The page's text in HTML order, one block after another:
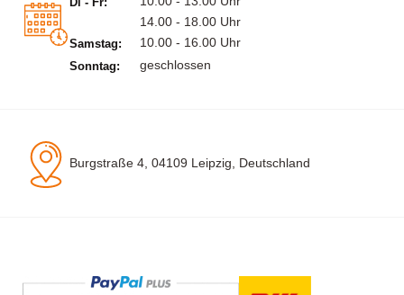
14.00 - 18.00 Uhr
Samstag: 10.00 - 16.00 Uhr
Sonntag: geschlossen
Burgstraße 4, 04109 Leipzig, Deutschland